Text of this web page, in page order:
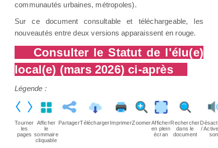
communautés urbaines, métropoles).
Sur ce document consultable et téléchargeable, les
nouveautés entre deux versions apparaissent en rouge.
Consulter le Statut de l'élu(e)
local(e) (mars 2026) ci-après
Légende :
Tourner
les
pages
Afficher
le
sommaire
cliquable
PartagerTélécharger ImprimerZoomerAfficher
en plein
écran
Rechercher
dans le
document
/
son